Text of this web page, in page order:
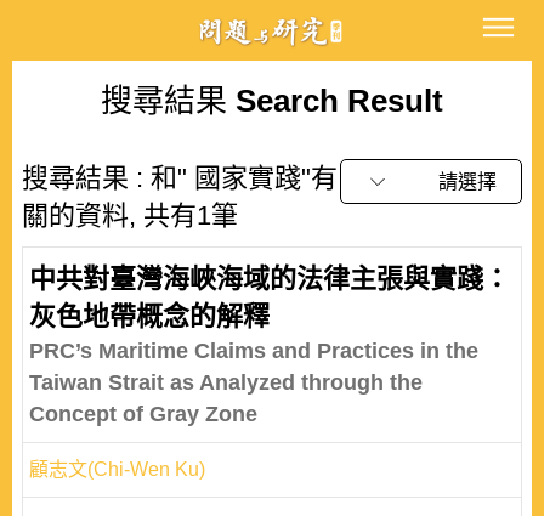
搜尋結果 Search Result
搜尋結果 : 和" 國家實踐"有
關的資料, 共有1筆
請選擇
中共對臺灣海峽海域的法律主張與實踐：
灰色地帶概念的解釋
PRC’s Maritime Claims and Practices in the
Taiwan Strait as Analyzed through the
Concept of Gray Zone
顧志文(Chi-Wen Ku)